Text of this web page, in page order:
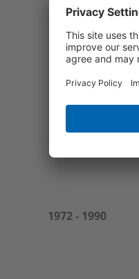
1961
1972 - 1990